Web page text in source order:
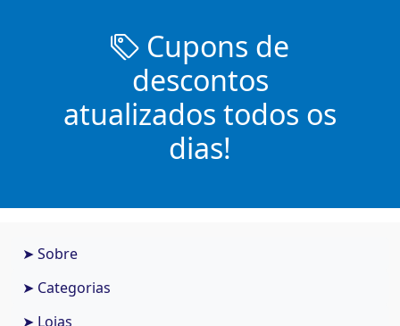
Cupons de
descontos
atualizados todos os
dias!
➤ Sobre
➤ Categorias
➤ Lojas